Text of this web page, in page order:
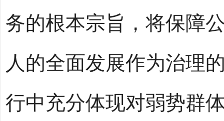
务的根本宗旨，将保障
人的全面发展作为治理
行中充分体现对弱势群